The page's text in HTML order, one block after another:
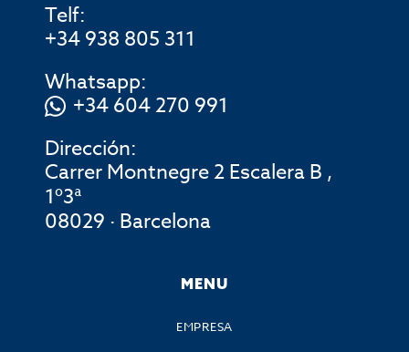
Telf:
+34 938 805 311
Whatsapp:
+34 604 270 991
Dirección:
Carrer Montnegre 2 Escalera B ,
1º3ª
08029 · Barcelona
MENU
EMPRESA